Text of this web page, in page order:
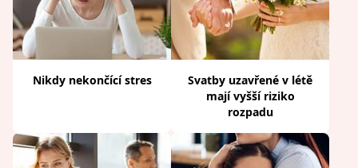
Nikdy nekončící stres
Svatby uzavřené v létě
mají vyšší riziko
rozpadu